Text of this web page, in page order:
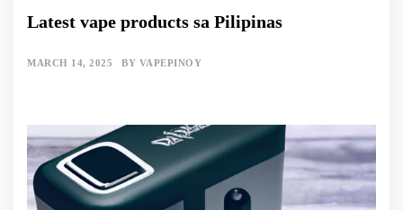
Latest vape products sa Pilipinas
MARCH 14, 2025 BY VAPEPINOY